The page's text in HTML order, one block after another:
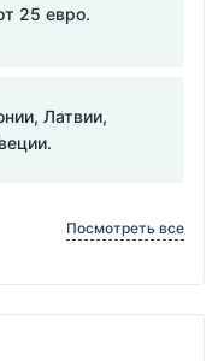
25 евро.
Латвии,
Посмотреть все